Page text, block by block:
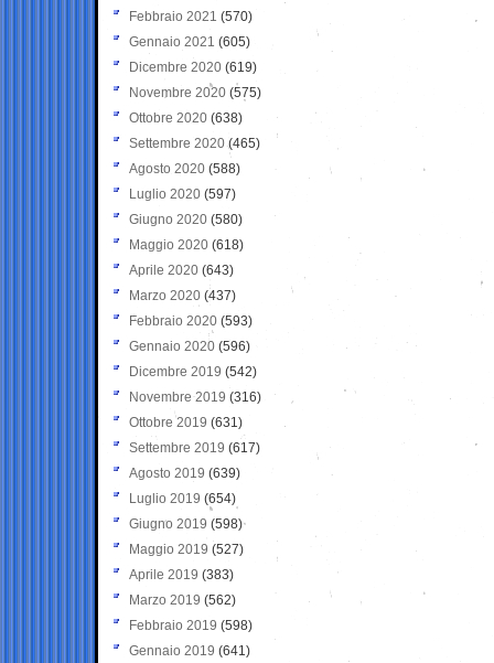
Febbraio 2021 (570)
Gennaio 2021 (605)
Dicembre 2020 (619)
Novembre 2020 (575)
Ottobre 2020 (638)
Settembre 2020(465)
Agosto 2020 (588)
Luglio 2020 (597)
Giugno 2020 (580)
Maggio 2020 (618)
Aprile 2020 (643)
Marzo 2020 (437)
Febbraio 2020 (593)
Gennaio 2020 (596)
Dicembre 2019 (542)
Novembre 2019 (316)
Ottobre 2019 (631)
Settembre 2019 (617)
Agosto 2019 (639)
Luglio 2019 (654)
Giugno 2019 (598)
Maggio 2019 (527)
Aprile 2019 (383)
Marzo 2019 (562)
Febbraio 2019 (598)
Gennaio 2019 (641)